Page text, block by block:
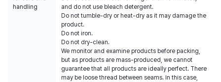
handling
and do not use bleach detergent.
Do not tumble-dry or heat-dry as it may damage the
product.
Do not iron.
Do not dry-clean.
We monitor and examine products before packing,
but as products are mass-produced, we cannot
guarantee that all products are ideally perfect. There
may be loose thread between seams. In this case,